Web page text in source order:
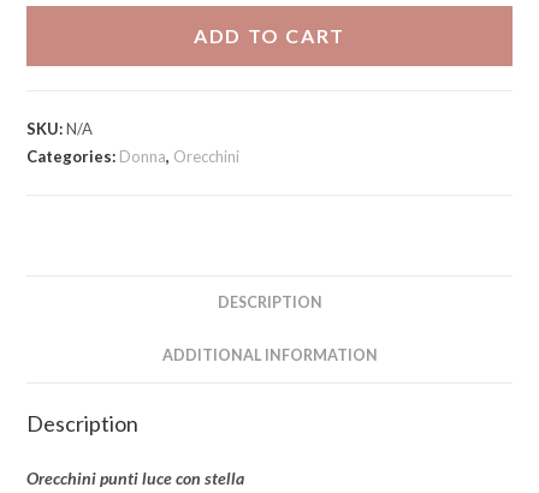
ADD TO CART
SKU:N/A
Categories: Donna, Orecchini
DESCRIPTION
ADDITIONAL INFORMATION
Description
Orecchini punti luce con stella